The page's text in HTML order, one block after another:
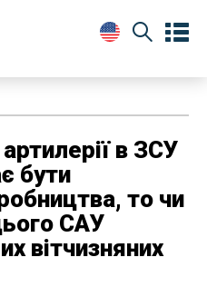
в ЗСУ
бути
то чи
САУ
вітчизняних